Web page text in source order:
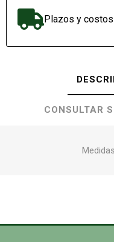
Plazos y
CONSULTAR